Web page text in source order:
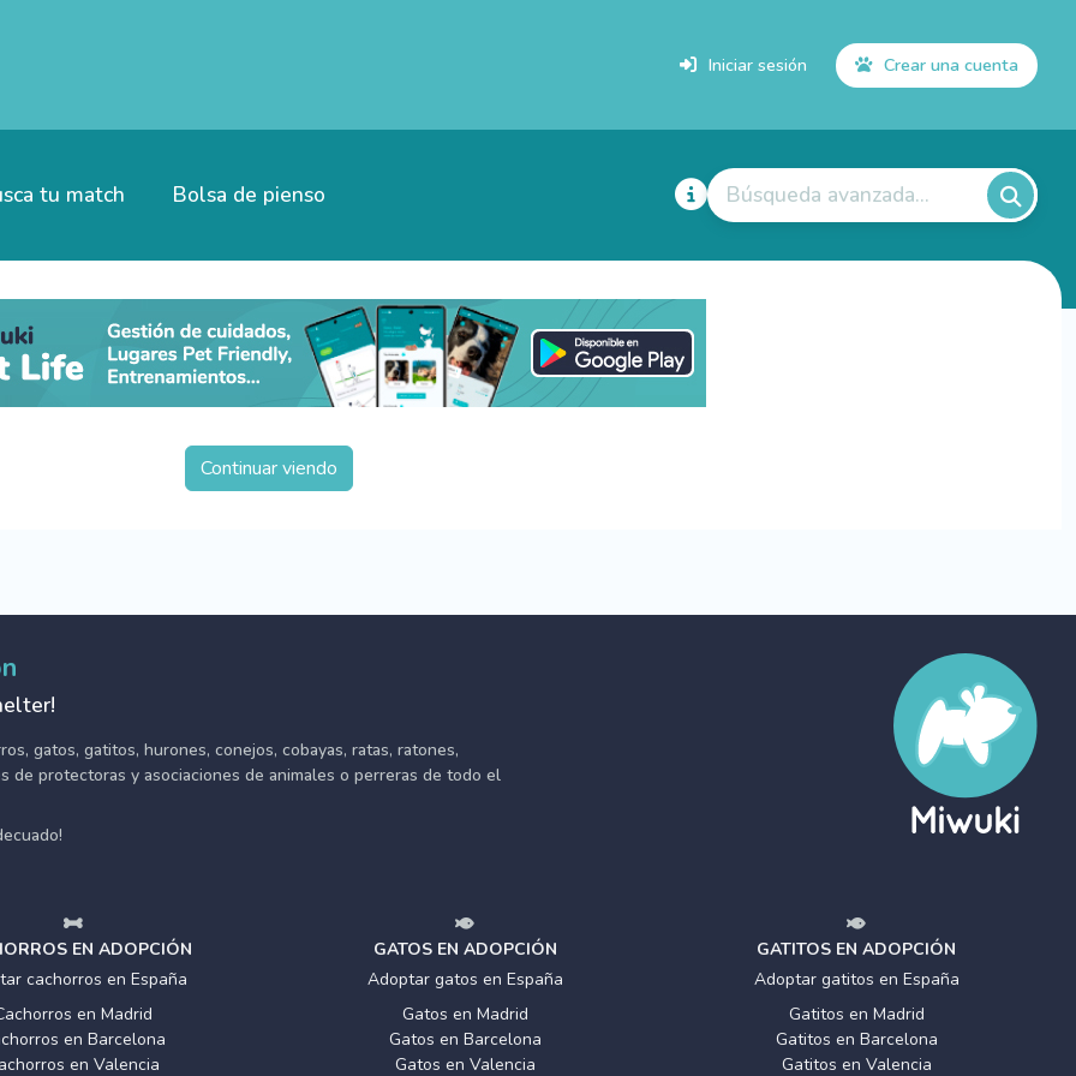
Iniciar sesión Crear una cuenta
tu match Bolsa de pienso Búsqueda avanzada...
Continuar viendo
gatos, gatitos, hurones, conejos, cobayas, ratas, ratones,
de protectoras y asociaciones de animales o perreras de todo el
EN ADOPCIÓN
cachorros en España
en Madrid
en Barcelona
en Valencia
GATOS EN ADOPCIÓN
Adoptar gatos en España
Gatos en Madrid
Gatos en Barcelona
Gatos en Valencia
GATITOS EN ADOPCIÓN
Adoptar gatitos en España
Gatitos en Madrid
Gatitos en Barcelona
Gatitos en Valencia